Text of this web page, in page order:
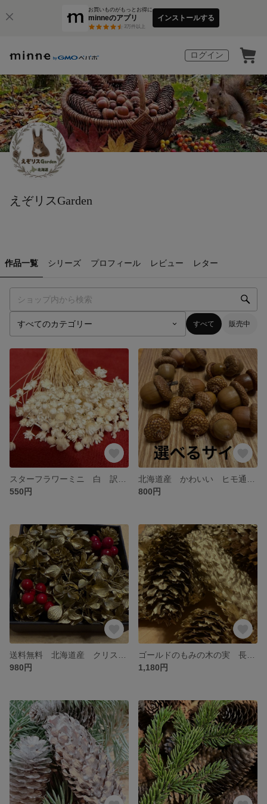
お買いものがもっとお得に
minneのアプリ
3万件以上
インストールする
ログイン
えぞリスGarden
作品一覧 シリーズ プロフィール レビュー レター
すべて 販売中
550円
800円
980円
1,180円